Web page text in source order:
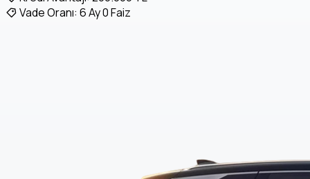
Vade Oranı: 6 Ay 0 Faiz